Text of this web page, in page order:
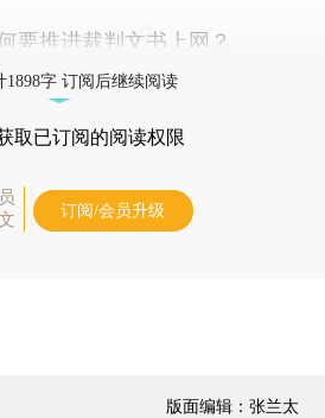
推进裁判文书上网？
1898字 订阅后继续阅读
取已订阅的阅读权限
订阅/会员升级
版面编辑：张兰太